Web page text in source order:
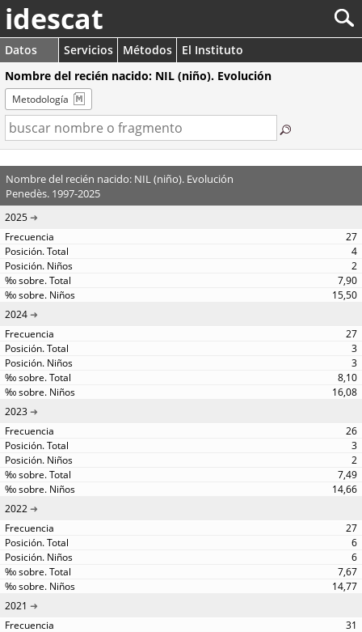
idescat
Datos Servicios Métodos
El Instituto
Nombre del recién nacido: NIL (niño). Evolución
Metodología
Nombre del recién nacido: NIL (niño). Evolución
Penedès. 1997-2025
2025
27
4
2
7,90
15,50
2024
27
3
3
8,10
16,08
2023
26
3
2
7,49
14,66
2022
27
6
6
7,67
14,77
2021
31